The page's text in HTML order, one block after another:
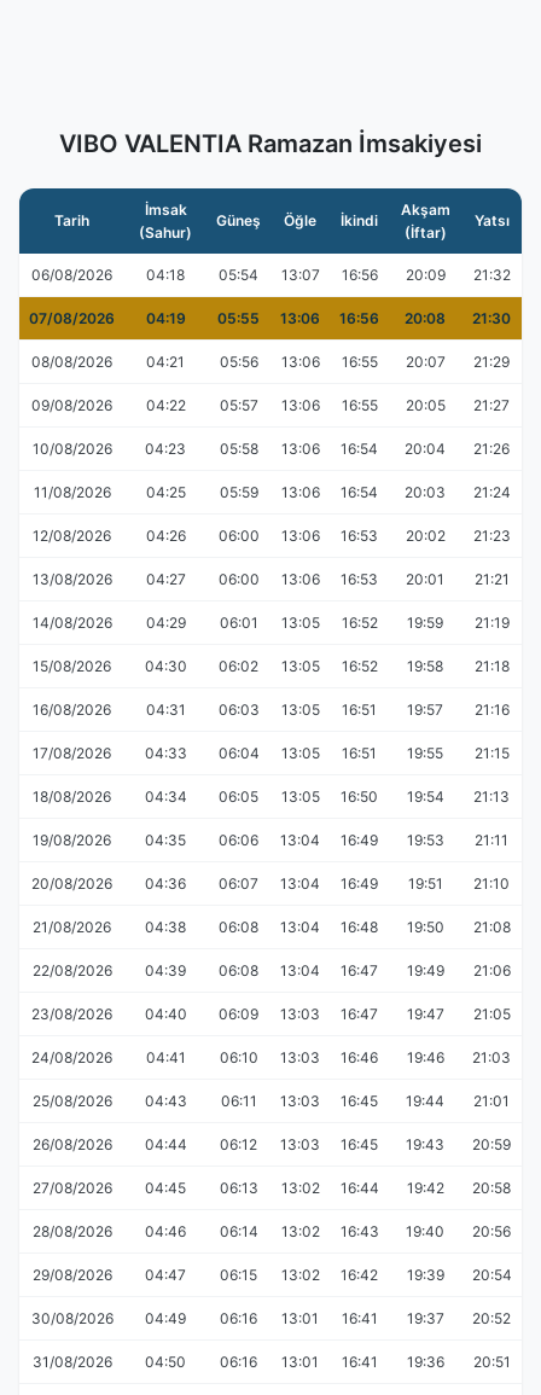
VIBO VALENTIA Ramazan İmsakiyesi
Tarih
İmsak
(Sahur)
Güneş Öğle İkindi
Akşam
(İftar)
Yatsı
06/08/2026 04:18 05:54 13:07 16:56 20:09 21:32
07/08/2026 04:19 05:55 13:06 16:56 20:08 21:30
08/08/2026 04:21 05:56 13:06 16:55 20:07 21:29
09/08/2026 04:22 05:57 13:06 16:55 20:05 21:27
10/08/2026 04:23 05:58 13:06 16:54 20:04 21:26
11/08/2026 04:25 05:59 13:06 16:54 20:03 21:24
12/08/2026 04:26 06:00 13:06 16:53 20:02 21:23
13/08/2026 04:27 06:00 13:06 16:53 20:01 21:21
14/08/2026 04:29 06:01 13:05 16:52 19:59 21:19
15/08/2026 04:30 06:02 13:05 16:52 19:58 21:18
16/08/2026 04:31 06:03 13:05 16:51 19:57 21:16
17/08/2026 04:33 06:04 13:05 16:51 19:55 21:15
18/08/2026 04:34 06:05 13:05 16:50 19:54 21:13
19/08/2026 04:35 06:06 13:04 16:49 19:53 21:11
20/08/2026 04:36 06:07 13:04 16:49 19:51 21:10
21/08/2026 04:38 06:08 13:04 16:48 19:50 21:08
22/08/2026 04:39 06:08 13:04 16:47 19:49 21:06
23/08/2026 04:40 06:09 13:03 16:47 19:47 21:05
24/08/2026 04:41 06:10 13:03 16:46 19:46 21:03
25/08/2026 04:43 06:11 13:03 16:45 19:44 21:01
26/08/2026 04:44 06:12 13:03 16:45 19:43 20:59
27/08/2026 04:45 06:13 13:02 16:44 19:42 20:58
28/08/2026 04:46 06:14 13:02 16:43 19:40 20:56
29/08/2026 04:47 06:15 13:02 16:42 19:39 20:54
30/08/2026 04:49 06:16 13:01 16:41 19:37 20:52
31/08/2026 04:50 06:16 13:01 16:41 19:36 20:51